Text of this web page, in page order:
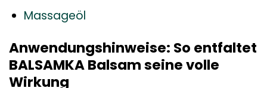
Massageöl
Anwendungshinweise: So entfaltet
BALSAMKA Balsam seine volle
Wirkung